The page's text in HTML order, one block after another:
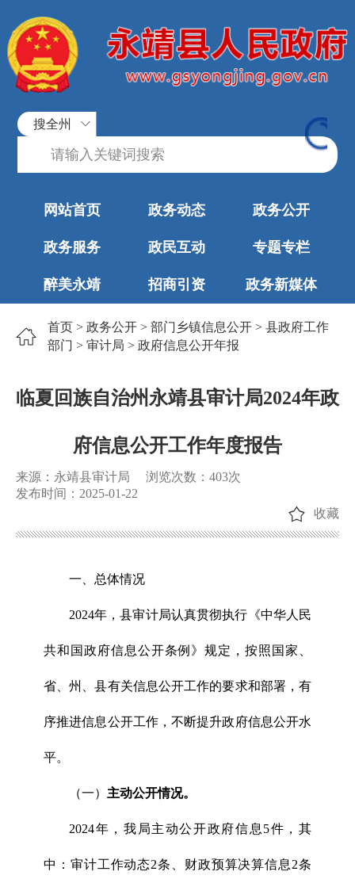
搜全州
网站首页 政务动态 政务公开
政务服务 政民互动 专题专栏
醉美永靖 招商引资 政务新媒体
首页 > 政务公开 > 部门乡镇信息公开 > 县政府工作
部门 > 审计局 > 政府信息公开年报
临夏回族自治州永靖县审计局2024年政
府信息公开工作年度报告
来源：永靖县审计局 浏览次数： 403次
发布时间：2025-01-22
收藏
一、总体情况
2024年，县审计局认真贯彻执行《中华人民
共和国政府信息公开条例》规定，按照国家、
省、州、县有关信息公开工作的要求和部署，有
序推进信息公开工作，不断提升政府信息公开水
平。
（一） 主动公开情况。
2024年，我局主动公开政府信息5件，其
中：审计工作动态2条、财政预算决算信息2条